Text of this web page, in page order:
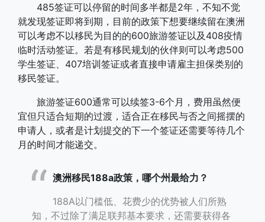
485签证可以停留的时间多半都是2年，不知不觉
就发现签证即将到期，目前的政策下想要继续留在澳洲
可以考虑不以移民为目的的600旅游签证以及408疫情
临时活动签证。若是有移民规划的伙伴则可以考虑500
学生签证、407培训签证或者直接申请雇主担保类别的
移民签证。
旅游签证600通常可以续签3-6个月，费用虽然便
宜但只适合短期的过渡，适合正在移民与否之间摇摆的
申请人，或者是计划提交的下一个签证还需要等待几个
月的时间才能递交。
澳洲移民188a政策，哪个州最给力？
188A以门槛低、花费少的优势被人们所熟
知，不过除了满足联邦基本要求，还需要获得各